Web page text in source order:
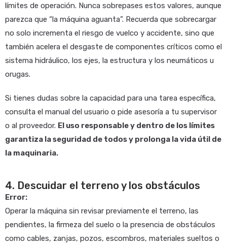
límites de operación. Nunca sobrepases estos valores, aunque
parezca que “la máquina aguanta”. Recuerda que sobrecargar
no solo incrementa el riesgo de vuelco y accidente, sino que
también acelera el desgaste de componentes críticos como el
sistema hidráulico, los ejes, la estructura y los neumáticos u
orugas.
Si tienes dudas sobre la capacidad para una tarea específica,
consulta el manual del usuario o pide asesoría a tu supervisor
o al proveedor. El uso responsable y dentro de los límites
garantiza la seguridad de todos y prolonga la vida útil de
la maquinaria.
4. Descuidar el terreno y los obstáculos
Error:
Operar la máquina sin revisar previamente el terreno, las
pendientes, la firmeza del suelo o la presencia de obstáculos
como cables, zanjas, pozos, escombros, materiales sueltos o